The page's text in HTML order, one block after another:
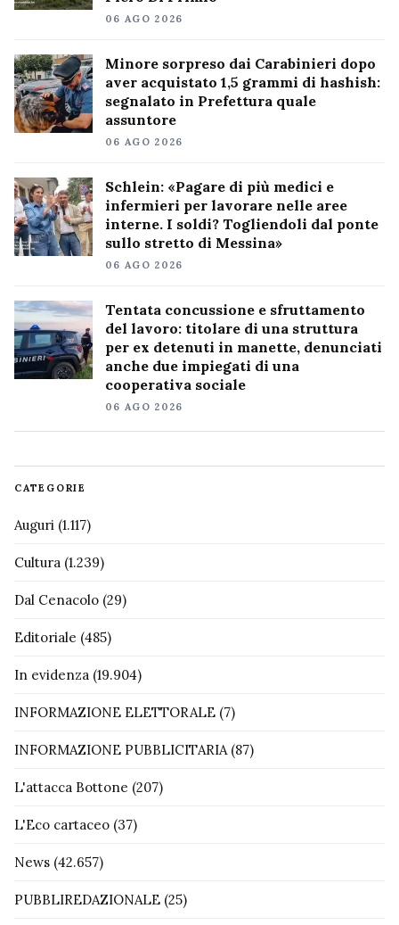
06 AGO 2026
Minore sorpreso dai Carabinieri dopo
aver acquistato 1,5 grammi di hashish:
segnalato in Prefettura quale
assuntore
06 AGO 2026
Schlein: «Pagare di più medici e
infermieri per lavorare nelle aree
interne. I soldi? Togliendoli dal ponte
sullo stretto di Messina»
06 AGO 2026
Tentata concussione e sfruttamento
del lavoro: titolare di una struttura
per ex detenuti in manette, denunciati
anche due impiegati di una
cooperativa sociale
06 AGO 2026
CATEGORIE
Auguri (1.117)
Cultura (1.239)
Dal Cenacolo (29)
Editoriale (485)
In evidenza (19.904)
INFORMAZIONE ELETTORALE (7)
INFORMAZIONE PUBBLICITARIA(87)
L'attacca Bottone (207)
L'Eco cartaceo (37)
News (42.657)
PUBBLIREDAZIONALE (25)